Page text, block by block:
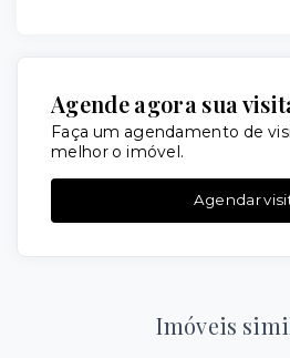
Agende agora sua
Faça um agendamento de
melhor o imóvel.
Agendar
Imóveis